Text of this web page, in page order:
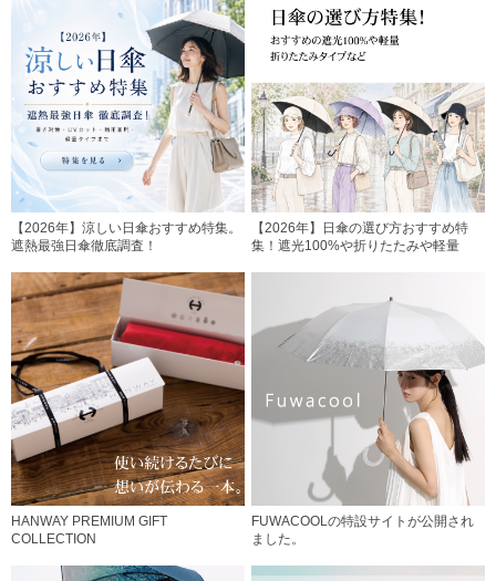
【2026年】涼しい日傘おすすめ特集。
遮熱最強日傘徹底調査！
【2026年】日傘の選び方おすすめ特
集！遮光100%や折りたたみや軽量
HANWAY PREMIUM GIFT
COLLECTION
FUWACOOLの特設サイトが公開され
ました。